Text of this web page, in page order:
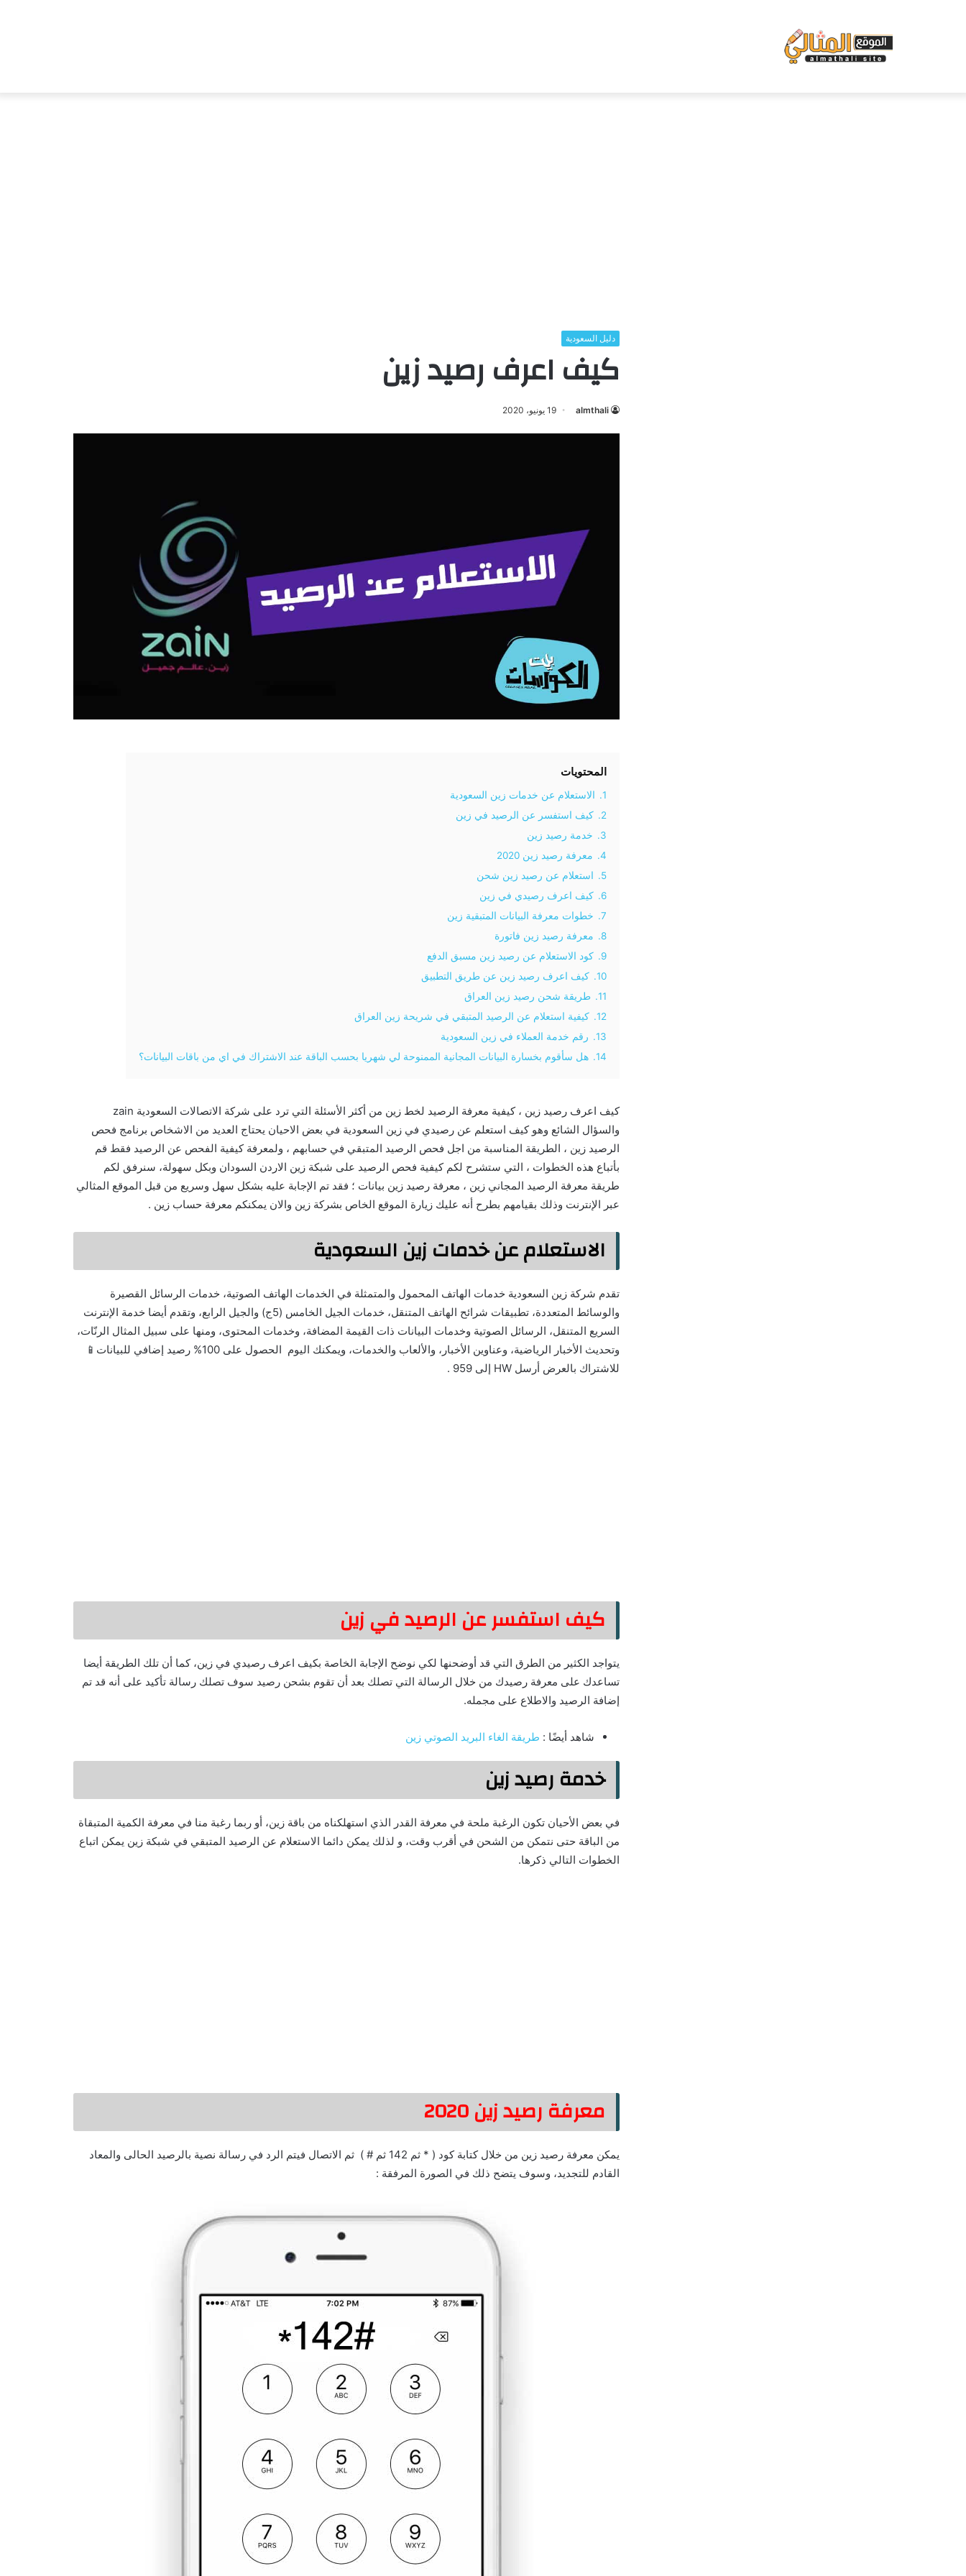
دليل السعودية
كيف اعرف رصيد زين
almthali 19 يونيو، 2020
المحتويات
1.
الاستعلام عن خدمات زين السعودية
2.
كيف استفسر عن الرصيد في زين
3.
خدمة رصيد زين
4.
معرفة رصيد زين 2020
5.
استعلام عن رصيد زين شحن
6.
كيف اعرف رصيدي في زين
7.
خطوات معرفة البيانات المتبقية زين
8.
معرفة رصيد زين فاتورة
9.
كود الاستعلام عن رصيد زين مسبق الدفع
10.
كيف اعرف رصيد زين عن طريق التطبيق
11.
طريقة شحن رصيد زين العراق
12.
كيفية استعلام عن الرصيد المتبقي في شريحة زين العراق
13.
رقم خدمة العملاء في زين السعودية
14.
هل سأقوم بخسارة البيانات المجانية الممنوحة لي شهريا بحسب الباقة عند الاشتراك في اي من باقات البيانات؟
كيف اعرف رصيد زين ، كيفية معرفة الرصيد لخط زين من أكثر الأسئلة التي ترد على شركة الاتصالات السعودية zain
والسؤال الشائع وهو كيف استعلم عن رصيدي في زين السعودية في بعض الاحيان يحتاج العديد من الاشخاص برنامج فحص
الرصيد زين ، الطريقة المناسبة من اجل فحص الرصيد المتبقي في حسابهم ، ولمعرفة كيفية الفحص عن الرصيد فقط قم
بأتباع هذه الخطوات ، التي ستشرح لكم كيفية فحص الرصيد على شبكة زين الاردن السودان وبكل سهولة، سنرفق لكم
طريقة معرفة الرصيد المجاني زين ، معرفة رصيد زين بيانات ؛ فقد تم الإجابة عليه بشكل سهل وسريع من قبل الموقع المثالي
عبر الإنترنت وذلك بقيامهم بطرح أنه عليك زيارة الموقع الخاص بشركة زين والان يمكنكم معرفة حساب زين .
الاستعلام عن خدمات زين السعودية
تقدم شركة زين السعودية خدمات الهاتف المحمول والمتمثلة في الخدمات الهاتف الصوتية، خدمات الرسائل القصيرة
والوسائط المتعددة، تطبيقات شرائح الهاتف المتنقل، خدمات الجيل الخامس (5ج) والجيل الرابع، وتقدم أيضا خدمة الإنترنت
السريع المتنقل، الرسائل الصوتية وخدمات البيانات ذات القيمة المضافة، وخدمات المحتوى، ومنها على سبيل المثال الرنّات،
وتحديث الأخبار الرياضية، وعناوين الأخبار، والألعاب والخدمات، ويمكنك اليوم الحصول على 100% رصيد إضافي للبيانات📱
للاشتراك بالعرض أرسل HW إلى 959 .
كيف استفسر عن الرصيد في زين
يتواجد الكثير من الطرق التي قد أوضحنها لكي نوضح الإجابة الخاصة بكيف اعرف رصيدي في زين، كما أن تلك الطريقة أيضا
تساعدك على معرفة رصيدك من خلال الرسالة التي تصلك بعد أن تقوم بشحن رصيد سوف تصلك رسالة تأكيد على أنه قد تم
إضافة الرصيد والاطلاع على مجمله.
شاهد أيضًا : طريقة الغاء البريد الصوتي زين
خدمة رصيد زين
في بعض الأحيان تكون الرغبة ملحة في معرفة القدر الذي استهلكناه من باقة زين، أو ربما رغبة منا في معرفة الكمية المتبقاة
من الباقة حتى نتمكن من الشحن في أقرب وقت، و لذلك يمكن دائما الاستعلام عن الرصيد المتبقي في شبكة زين يمكن اتباع
الخطوات التالي ذكرها.
معرفة رصيد زين 2020
يمكن معرفة رصيد زين من خلال كتابة كود ( * ثم 142 ثم # ) ثم الاتصال فيتم الرد في رسالة نصية بالرصيد الحالى والمعاد
القادم للتجديد، وسوف يتضح ذلك في الصورة المرفقة :